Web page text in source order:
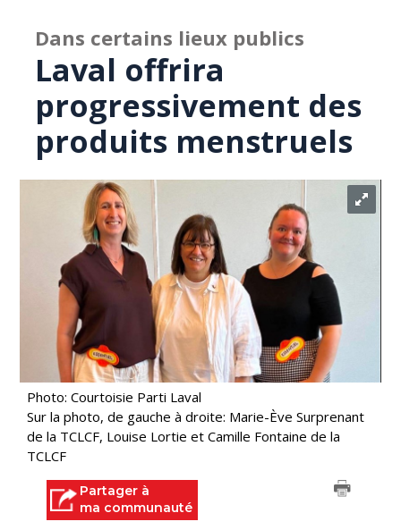
Dans certains lieux publics
Laval offrira
progressivement des
produits menstruels
Photo: Courtoisie Parti Laval
Sur la photo, de gauche à droite: Marie-Ève Surprenant
de la TCLCF, Louise Lortie et Camille Fontaine de la
TCLCF
Partager à
ma communauté